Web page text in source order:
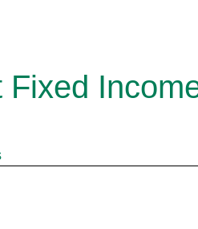
Fixed